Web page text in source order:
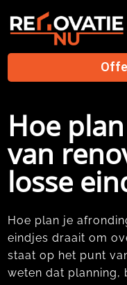
Hoe
van
losse
Hoe plan je
eindjes draait om
staat op het punt
weten dat planning,